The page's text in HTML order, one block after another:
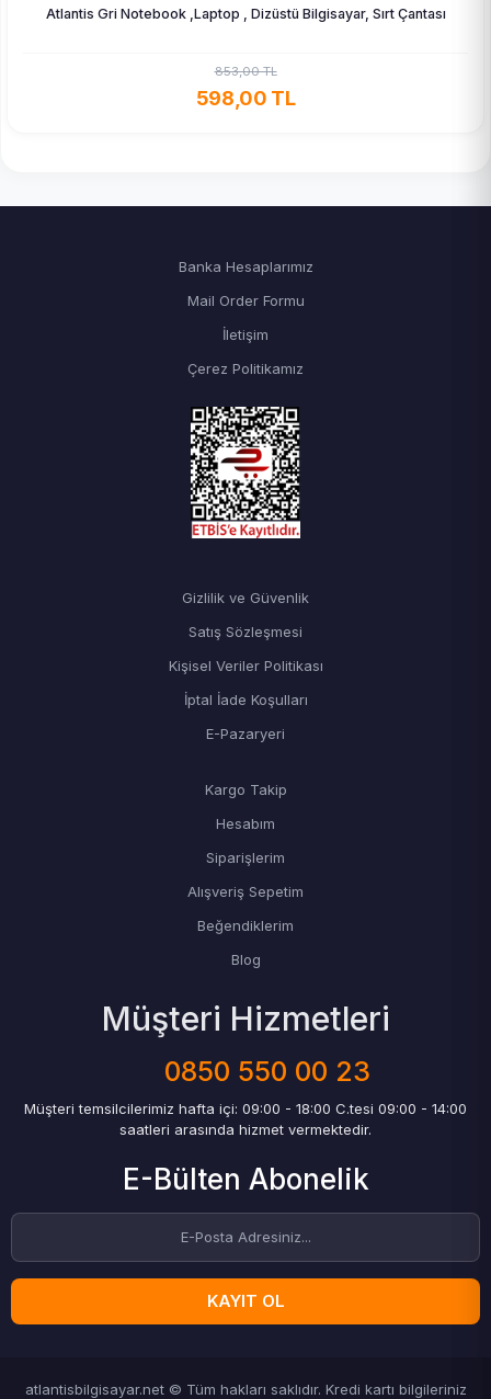
Atlantis Gri Notebook ,Laptop , Dizüstü Bilgisayar, Sırt Çantası
853,00 TL
598,00 TL
Banka Hesaplarımız
Mail Order Formu
İletişim
Çerez Politikamız
Gizlilik ve Güvenlik
Satış Sözleşmesi
Kişisel Veriler Politikası
İptal İade Koşulları
E-Pazaryeri
Kargo Takip
Hesabım
Siparişlerim
Alışveriş Sepetim
Beğendiklerim
Blog
Müşteri Hizmetleri
0850 550 00 23
Müşteri temsilcilerimiz hafta içi: 09:00 - 18:00 C.tesi 09:00 - 14:00
saatleri arasında hizmet vermektedir.
E-Bülten Abonelik
KAYIT OL
atlantisbilgisayar.net © Tüm hakları saklıdır. Kredi kartı bilgileriniz